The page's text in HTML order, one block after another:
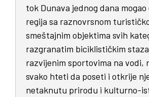
tok Dunava jednog dana
regija sa raznovrsnom
smeštajnim objektima svih
razgranatim biciklističkim
razvijenim sportovima na vodi,
svako hteti da poseti i otkrije
netaknutu prirodu i kulturno-